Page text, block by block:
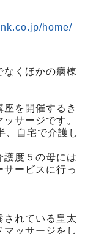
home/
なくほかの病棟
を開催するき
サージです。
、自宅で介護し
護度５の母には
サービスに行っ
されている皇太
マッサージをし